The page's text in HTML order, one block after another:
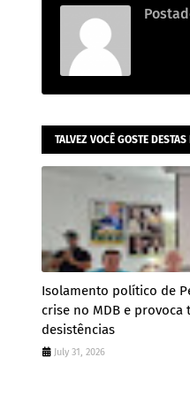
TALVEZ VOCÊ GOSTE
Isolamento político de
crise no MDB e provoca
desistências
July 31, 2026